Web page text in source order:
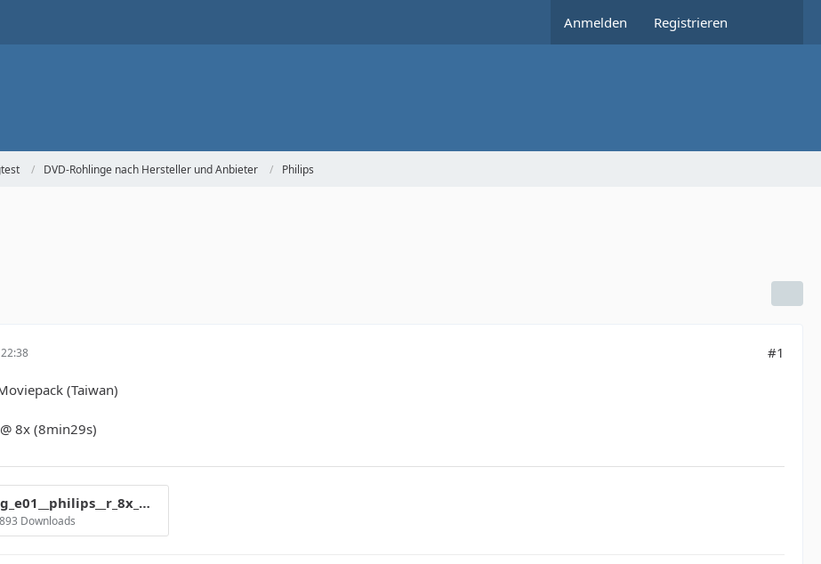
Anmelden Registrieren
DVD-Rohlinge nach Hersteller und Anbieter Philips
#1
(Taiwan)
8x (8min29s)
cmc_mag_e01__philips__r_8x_mp__amaz1-3___8x_913.gif
Downloads